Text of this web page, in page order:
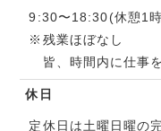
9:30〜18:30(休憩1
※残業ほぼなし
皆、時間内に仕事
休日
定休日は土曜日曜の